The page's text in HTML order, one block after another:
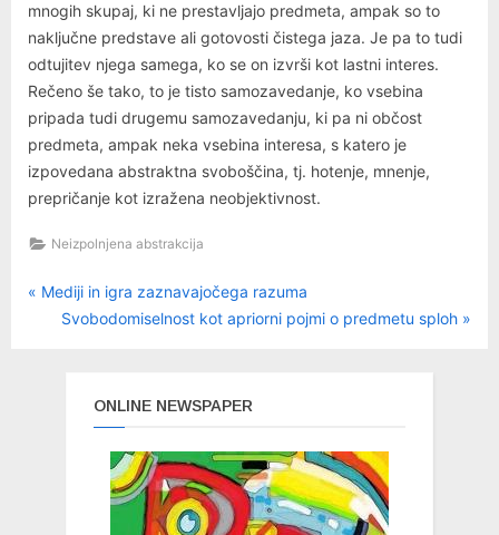
mnogih skupaj, ki ne prestavljajo predmeta, ampak so to
naključne predstave ali gotovosti čistega jaza. Je pa to tudi
odtujitev njega samega, ko se on izvrši kot lastni interes.
Rečeno še tako, to je tisto samozavedanje, ko vsebina
pripada tudi drugemu samozavedanju, ki pa ni občost
predmeta, ampak neka vsebina interesa, s katero je
izpovedana abstraktna svoboščina, tj. hotenje, mnenje,
prepričanje kot izražena neobjektivnost.
Neizpolnjena abstrakcija
Navigacija
P
Mediji in igra zaznavajočega razuma
N
Svobodomiselnost kot apriorni pojmi o predmetu sploh
ONLINE NEWSPAPER